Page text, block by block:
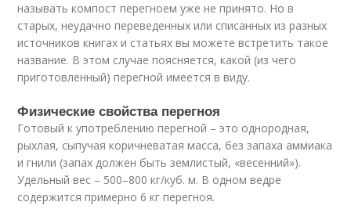
называть компост перегноем уже не принято. Но в
старых, неудачно переведенных или списанных из разных
источников книгах и статьях вы можете встретить такое
название. В этом случае поясняется, какой (из чего
приготовленный) перегной имеется в виду.
Физические свойства перегноя
Готовый к употреблению перегной – это однородная,
рыхлая, сыпучая коричневатая масса, без запаха аммиака
и гнили (запах должен быть землистый, «весенний»).
Удельный вес – 500–800 кг/куб. м. В одном ведре
содержится примерно 6 кг перегноя.